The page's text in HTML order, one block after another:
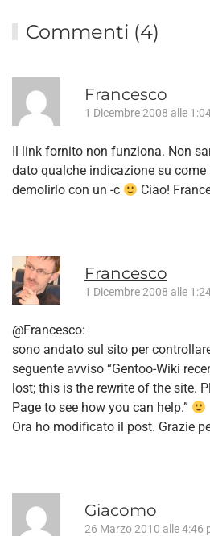
Commenti (4)
Francesco
1 Dicembre 2008 alle
Il link fornito non funziona. Non
dato qualche indicazione su come
demolirlo con un -c
Ciao!
Francesco
1 Dicembre 2008 alle
@Francesco:
sono andato sul sito per
seguente avviso “Gentoo-Wiki
lost; this is the rewrite of the site.
Page to see how you can help.”
Ora ho modificato il post. Grazie
Giacomo
26 Marzo 2010 alle 4:46